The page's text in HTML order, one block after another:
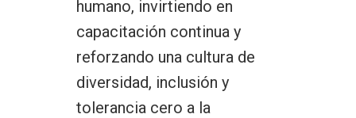
humano, invirtiendo en
capacitación continua y
reforzando una cultura de
diversidad, inclusión y
tolerancia cero a la